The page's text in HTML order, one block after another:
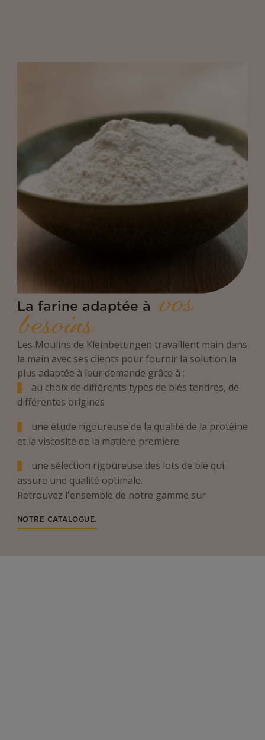
La farine adaptée àvos
besoins
Les Moulins de Kleinbettingen travaillent main dans
la main avec ses clients pour fournir la solution la
plus adaptée à leur demande grâce à :
au choix de différents types de blés tendres, de
différentes origines
une étude rigoureuse de la qualité de la protéine
et la viscosité de la matière première
une sélection rigoureuse des lots de blé qui
assure une qualité optimale.
Retrouvez l'ensemble de notre gamme sur
NOTRE CATALOGUE.